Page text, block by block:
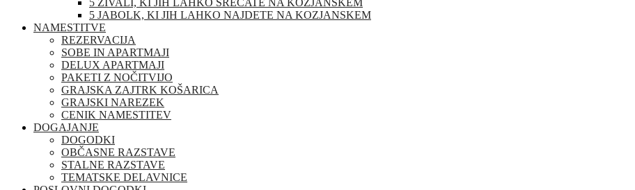
5 ŽIVALI, KI JIH LAHKO SREČATE NA KOZJANSKEM
5 JABOLK, KI JIH LAHKO NAJDETE NA KOZJANSKEM
NAMESTITVE
REZERVACIJA
SOBE IN APARTMAJI
DELUX APARTMAJI
PAKETI Z NOČITVIJO
GRAJSKA ZAJTRK KOŠARICA
GRAJSKI NAREZEK
CENIK NAMESTITEV
DOGAJANJE
DOGODKI
OBČASNE RAZSTAVE
STALNE RAZSTAVE
TEMATSKE DELAVNICE